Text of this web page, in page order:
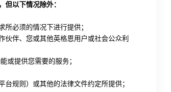
以下情况除外：
所必须的情况下进行提供；
伙伴、您或其他英格恩用户或社会公众利
或提供您需要的服务；
台规则）或其他的法律文件约定所提供；